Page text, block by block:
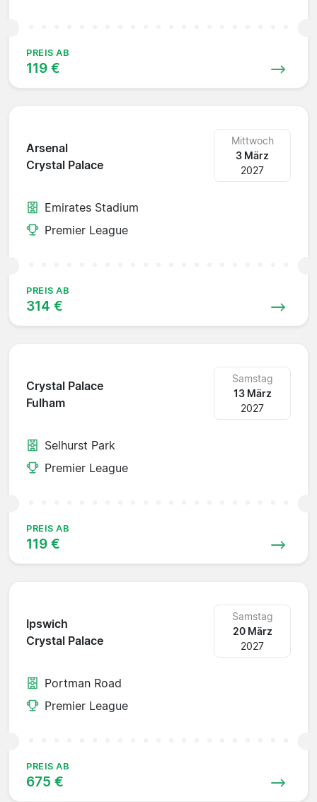
PREIS AB
119 €
Arsenal
Crystal Palace
Mittwoch
3 März
2027
Emirates Stadium
Premier League
PREIS AB
314 €
Crystal Palace
Fulham
Samstag
13 März
2027
Selhurst Park
Premier League
PREIS AB
119 €
Ipswich
Crystal Palace
Samstag
20 März
2027
Portman Road
Premier League
PREIS AB
675 €